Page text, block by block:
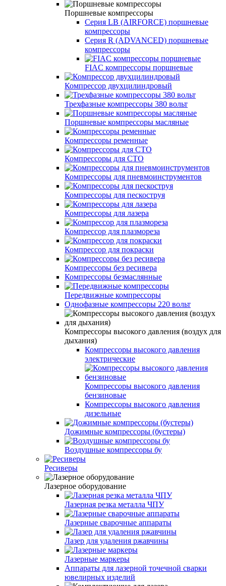
Поршневые компрессоры
Серия LB (AIRFORCE) поршневые
компрессоры
Серия R (ADVANCED) поршневые
компрессоры
FIAC компрессоры поршневые
Компрессор двухцилиндровый
Трехфазные компрессоры 380 вольт
Поршневые компрессоры масляные
Компрессоры ременные
Компрессоры для СТО
Компрессоры для пневмоинструментов
Компрессоры для пескоструя
Компрессоры для лазера
Компрессор для плазмореза
Компрессор для покраски
Компрессоры без ресивера
Компрессоры безмаслянные
Передвижные компрессоры
Однофазные компрессоры 220 вольт
Компрессоры высокого давления (воздух для
дыхания)
Компрессоры высокого давления
электрические
Компрессоры высокого давления
бензиновые
Компрессоры высокого давления
дизельные
Дожимные компрессоры (бустеры)
Воздушные компрессоры бу
Ресиверы
Лазерное оборудование
Лазерная резка металла ЧПУ
Лазерные сварочные аппараты
Лазер для удаления ржавчины
Лазерные маркеры
Аппараты для лазерной точечной сварки
ювелирных изделий